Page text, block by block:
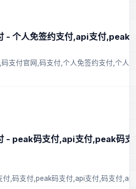
- 个人免签约支付,api支付,peak
支付官网,码支付,个人免签约支付,个人
- peak码支付,api支付,peak码支
付,码支付,peak码支付,api支付,码支付,api